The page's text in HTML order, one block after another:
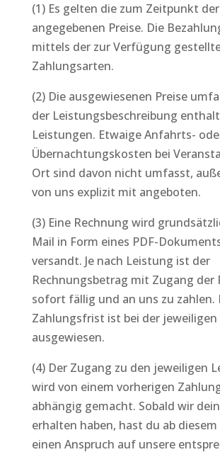
(1) Es gelten die zum Zeitpunkt
angegebenen Preise. Die
mittels der zur Verfügung
Zahlungsarten.
(2) Die ausgewiesenen Preise
der Leistungsbeschreibung
Leistungen. Etwaige Anfahrts-
Übernachtungskosten bei
Ort sind davon nicht umfasst,
von uns explizit mit angeboten.
(3) Eine Rechnung wird
Mail in Form eines PDF-
versandt. Je nach Leistung ist der
Rechnungsbetrag mit Zugang der
sofort fällig und an uns zu zahlen.
Zahlungsfrist ist bei der
ausgewiesen.
(4) Der Zugang zu den jeweiligen
wird von einem vorherigen
abhängig gemacht. Sobald wir
erhalten haben, hast du ab
einen Anspruch auf unsere